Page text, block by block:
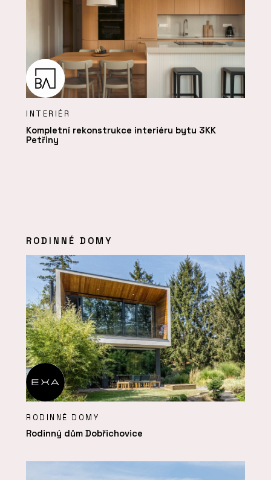
INTERIÉR
Kompletní rekonstrukce interiéru bytu 3KK
Petřiny
RODINNÉ DOMY
RODINNÉ DOMY
Rodinný dům Dobřichovice